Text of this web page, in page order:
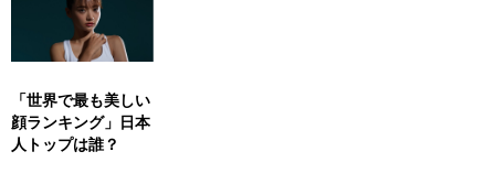
「世界で最も美しい
顔ランキング」日本
人トップは誰？